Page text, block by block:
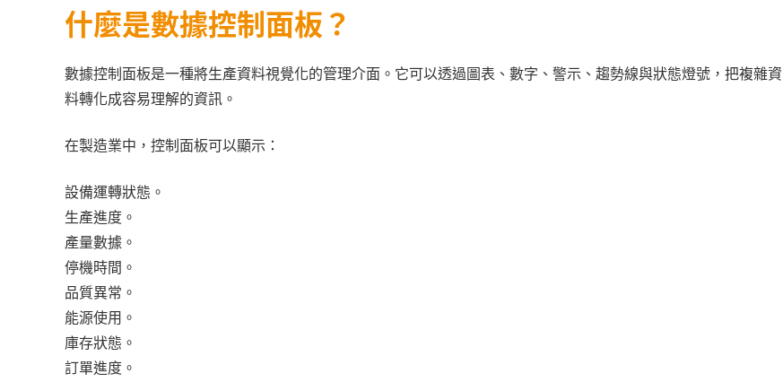
什麼是數據控制面板？
數據控制面板是一種將生產資料視覺化的管理介面。它可以透過圖表、數字、警示、趨勢線與狀態燈號，把複雜資
料轉化成容易理解的資訊。
在製造業中，控制面板可以顯示：
設備運轉狀態。
生產進度。
產量數據。
停機時間。
品質異常。
能源使用。
庫存狀態。
訂單進度。